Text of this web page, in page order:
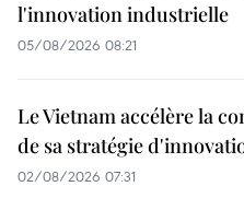
l'innovation industrielle
05/08/2026 08:21
Le Vietnam accélère la
de sa stratégie
02/08/2026 07:31